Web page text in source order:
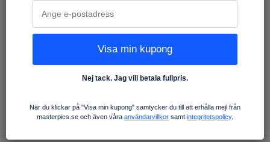
Premiumljusbas bakgrund liten
Från 540 kr
Visa min kupong
Nej tack. Jag vill betala fullpris.
När du klickar på "Visa min kupong" samtycker du till att erhålla mejl från
masterpics.se och även våra användarvillkor samt integritetspolicy.